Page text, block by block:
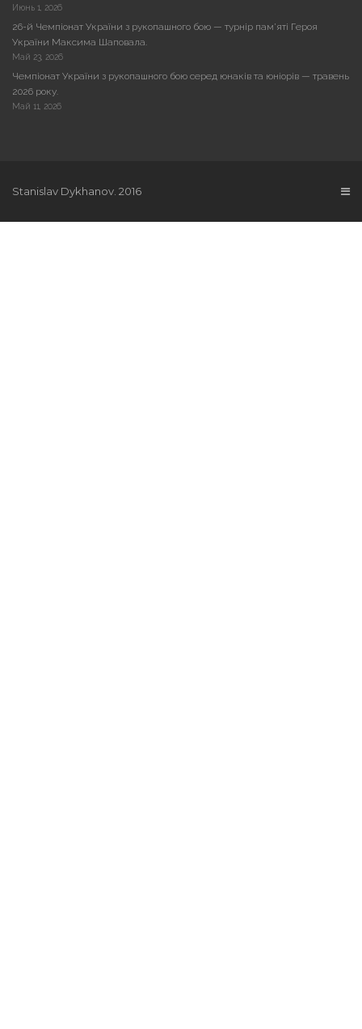
Июнь 1, 2026
26-й Чемпіонат України з рукопашного бою — турнір пам’яті Героя
України Максима Шаповала.
Май 23, 2026
Чемпіонат України з рукопашного бою серед юнаків та юніорів — травень
2026 року.
Май 11, 2026
Stanislav Dykhanov. 2016